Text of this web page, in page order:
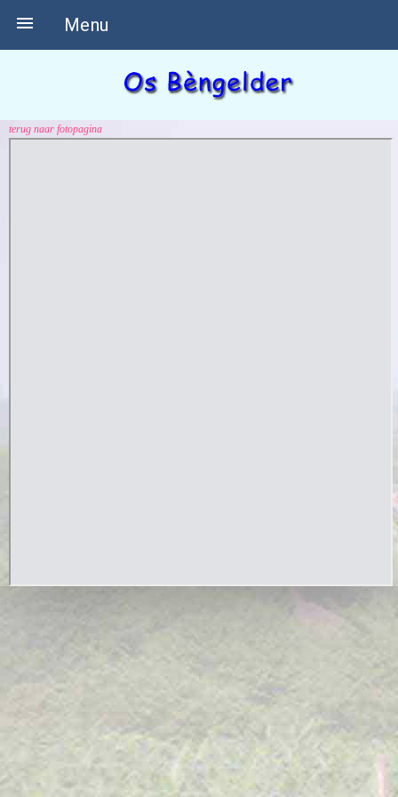
Menu

terug naar fotopagina